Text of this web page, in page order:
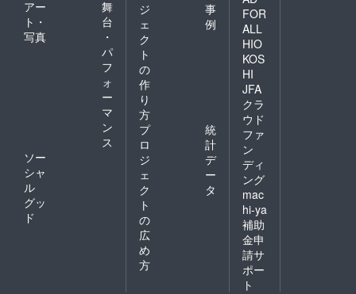
アー
ト・
写真
舞
台
・
パ
フ
ォ
ー
マ
ン
ス
ソー
シャ
ル
グッ
ド
ジ
ェ
ク
ト
の
作
り
方
事
例
プ
ロ
ジ
ェ
ク
ト
の
広
め
方
統
計
デ
ー
タ
FOR
ALL
HIO
KOS
HI
JFA
クラ
ウド
ファ
ン
ディ
ング
mac
hi-ya
補助
金申
請サ
ポー
ト